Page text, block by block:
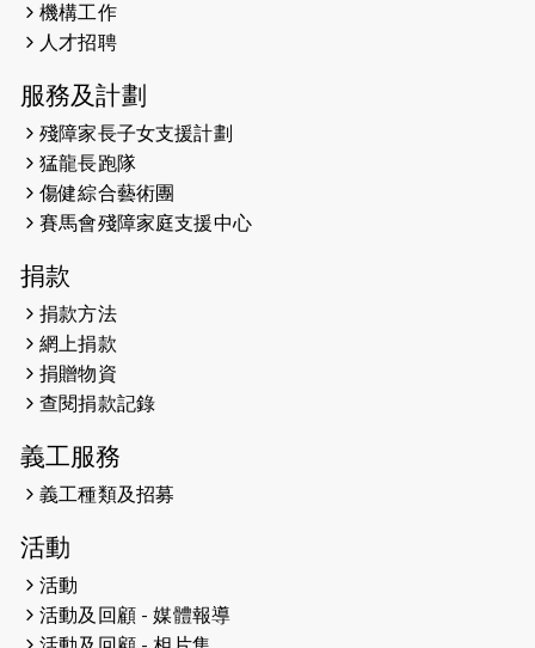
2026-05-21
2026-05-14
（19:00開始）
2026-05-07
開始）
2026-04-30
2026-04-25
2026-04-24
2026-04-23
2026-04-19
2026-04-16
猛龍長跑隊恆常練習 - 4月16日
機構工作
人才招聘
服務及計劃
殘障家長子女支援計劃
猛龍長跑隊
傷健綜合藝術團
賽馬會殘障家庭支援中心
捐款
捐款方法
網上捐款
捐贈物資
查閱捐款記錄
義工服務
義工種類及招募
活動
活動
活動及回顧 - 媒體報導